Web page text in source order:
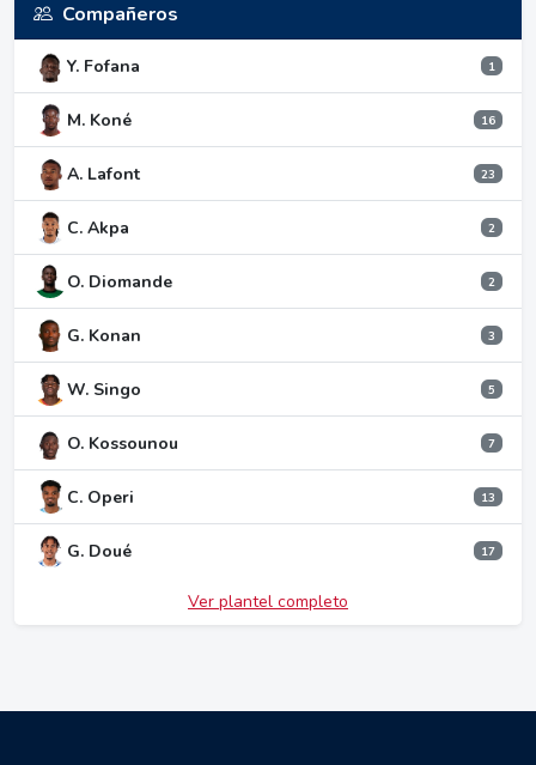
Compañeros
Y. Fofana 1
M. Koné 16
A. Lafont 23
C. Akpa 2
O. Diomande 2
G. Konan 3
W. Singo 5
O. Kossounou 7
C. Operi 13
G. Doué 17
Ver plantel completo